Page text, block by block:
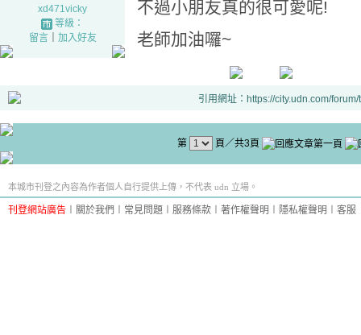
xd471vicky
等級：
留言｜ 加入好友
不過小朋友真的很可愛呢!
老師加油囉~
引用網址：https://city.udn.com/
第 頁／共3頁
本城市刊登之內容為作者個人自行提供上傳，不代表 udn 立場。
刊登網站廣告 關於我們 常見問題 服務條款 著作權聲明 隱私權聲明 客服